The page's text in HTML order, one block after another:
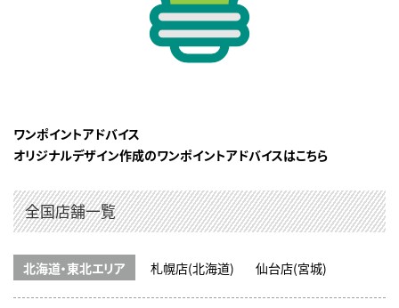
ワンポイントアドバイス
オリジナルデザイン作成のワンポイントアドバイスはこちら
全国店舗一覧
北海道・東北エリア 札幌店(北海道) 仙台店(宮城)